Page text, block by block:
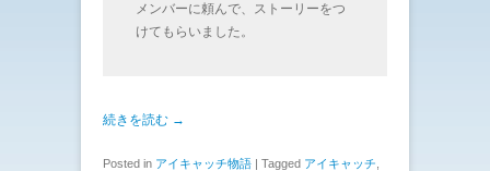
メンバーに頼んで、ストーリーをつ
けてもらいました。
続きを読む →
Posted in アイキャッチ物語 | Tagged アイキャッチ